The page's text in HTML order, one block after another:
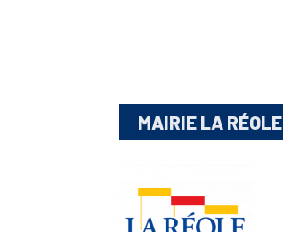
MAIRIE LA RÉOLE